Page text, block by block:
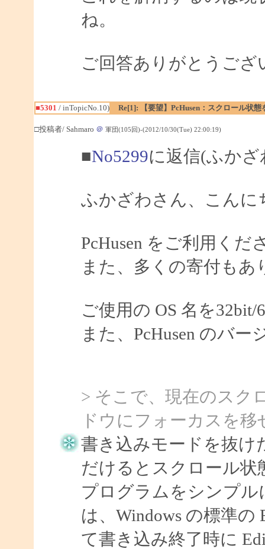
ね。
ご回答ありがとうござ
■5301 / inTopicNo.10) Re[1]: 【要望】PcHusen：スクロール状態
□投稿者/ Sahmaro ＠ 軍団(105回)-(2012/10/30(Tue) 22:00:19)
■No5299に返信(ふか
ふかざわさん、こんに
PcHusen をご利用く
また、多くの寄付も
ご使用の OS 名を
また、PcHusen のバ
> そこで、現在のスク
ドウにフォーカスを
書き込みモードを抜け
だけるとスクロール状
プログラムをシンプ
は、Windows の標準
て書き込み終了時に